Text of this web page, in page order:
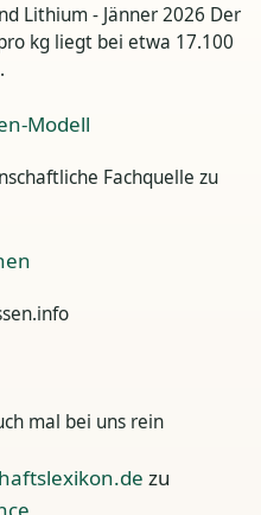
Lithium - Jänner 2026 Der
kg liegt bei etwa 17.100
Modell
Fachquelle zu
mal bei uns rein
zu